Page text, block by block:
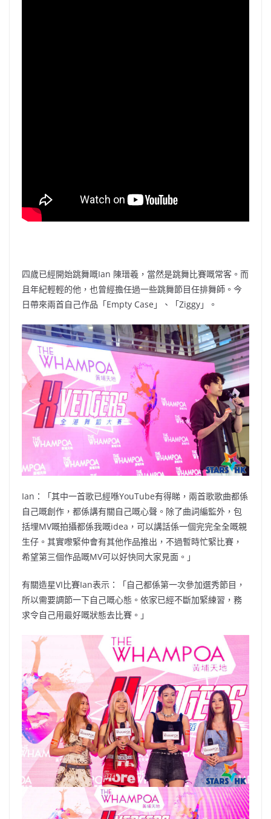
四歲已經開始跳舞嘅Ian 陳瑨羲，當然是跳舞比賽嘅常客。而
且年紀輕輕的他，也曾經擔任過一些跳舞節目任排舞師。今
日帶來兩首自己作品「Empty Case」、「Ziggy」。
Ian：「其中一首歌已經喺YouTube有得睇，兩首歌歌曲都係
自己嘅創作，都係講有關自己嘅心聲。除了曲詞編監外，包
括埋MV嘅拍攝都係我嘅idea，可以講話係一個完完全全嘅親
生仔。其實嚟緊仲會有其他作品推出，不過暫時忙緊比賽，
希望第三個作品嘅MV可以好快同大家見面。」
有關造星VI比賽Ian表示：「自己都係第一次參加選秀節目，
所以需要調節一下自己嘅心態。依家已經不斷加緊練習，務
求令自己用最好嘅狀態去比賽。」